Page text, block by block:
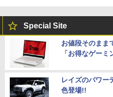
Special Site
お値段そのまま
「お得なゲーミ
レイズのパワー
色登場!!